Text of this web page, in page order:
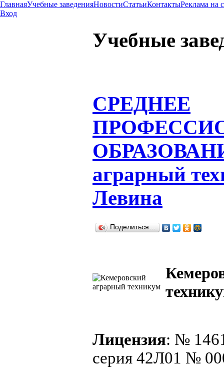
ГлавнаяУчебные заведенияНовостиСтатьиКонтактыРеклама на
Вход
Учебные
СРЕДНЕЕ
аграрный
Левина
Поделиться…
Лицензия: №
серия 42Л01 №